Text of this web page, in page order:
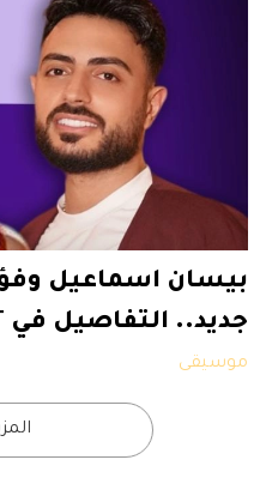
بيسان اسماعيل
جديد.. التفاصيل في ET بالعربي
موسيقى
المزيد